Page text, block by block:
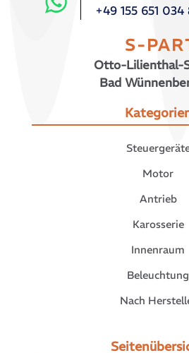
+49 155 651 034
S-
Otto-Lilienthal-
Bad
Motor
Antrieb
Karosserie
Innenraum
Beleuchtung
Nach